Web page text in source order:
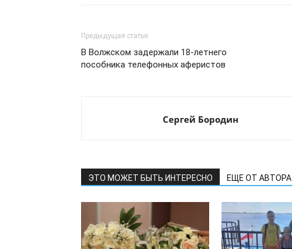
Предыдущая статья
В Волжском задержали 18-летнего
пособника телефонных аферистов
Сергей Бородин
ЭТО МОЖЕТ БЫТЬ ИНТЕРЕСНО ЕЩЕ ОТ АВТОРА